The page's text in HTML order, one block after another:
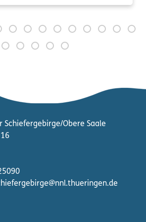
Schiefergebirge/Obere Saale
@nnl.thueringen.de